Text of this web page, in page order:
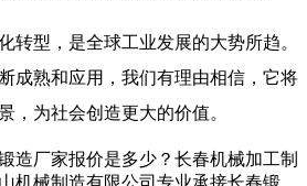
转型，是全球工业发展的大势所趋。
成熟和应用，我们有理由相信，它将
，为社会创造更大的价值。
造厂家报价是多少？长春机械加工制
机械制造有限公司专业承接长春锻